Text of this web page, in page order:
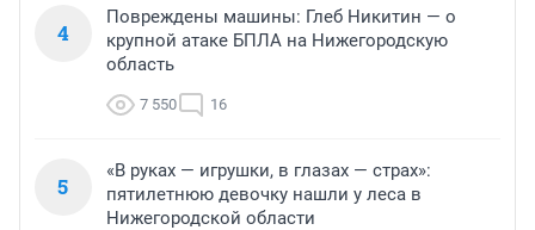
4
Повреждены машины: Глеб Никитин — о
крупной атаке БПЛА на Нижегородскую
область
7 550 16
5
«В руках — игрушки, в глазах — страх»:
пятилетнюю девочку нашли у леса в
Нижегородской области